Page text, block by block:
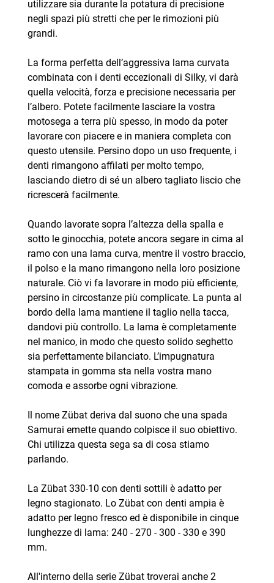
utilizzare sia durante la potatura di precisione
negli spazi più stretti che per le rimozioni più
grandi.
La forma perfetta dell’aggressiva lama curvata
combinata con i denti eccezionali di Silky, vi darà
quella velocità, forza e precisione necessaria per
l’albero. Potete facilmente lasciare la vostra
motosega a terra più spesso, in modo da poter
lavorare con piacere e in maniera completa con
questo utensile. Persino dopo un uso frequente, i
denti rimangono affilati per molto tempo,
lasciando dietro di sé un albero tagliato liscio che
ricrescerà facilmente.
Quando lavorate sopra l’altezza della spalla e
sotto le ginocchia, potete ancora segare in cima al
ramo con una lama curva, mentre il vostro braccio,
il polso e la mano rimangono nella loro posizione
naturale. Ciò vi fa lavorare in modo più efficiente,
persino in circostanze più complicate. La punta al
bordo della lama mantiene il taglio nella tacca,
dandovi più controllo. La lama è completamente
nel manico, in modo che questo solido seghetto
sia perfettamente bilanciato. L’impugnatura
stampata in gomma sta nella vostra mano
comoda e assorbe ogni vibrazione.
Il nome Zübat deriva dal suono che una spada
Samurai emette quando colpisce il suo obiettivo.
Chi utilizza questa sega sa di cosa stiamo
parlando.
La Zübat 330-10 con denti sottili è adatto per
legno stagionato. Lo Zübat con denti ampia è
adatto per legno fresco ed è disponibile in cinque
lunghezze di lama: 240 - 270 - 300 - 330 e 390
mm.
All'interno della serie Zübat troverai anche 2